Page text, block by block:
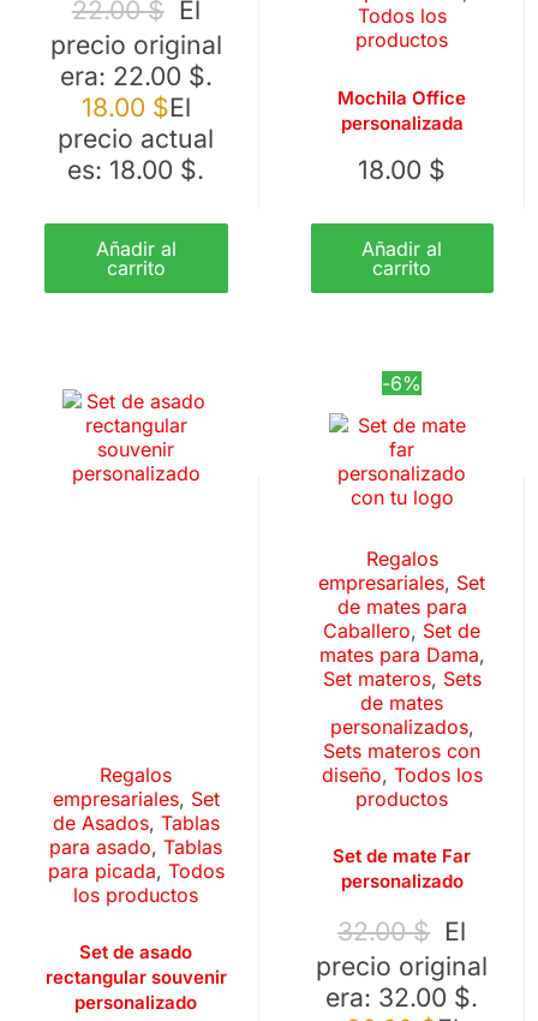
22.00$ El
precio original
era: 22.00 $.
18.00 $El
precio actual
es: 18.00 $.
Añadir al
carrito
Todos los
productos
Mochila Office
personalizada
18.00 $
Añadir al
carrito
Regalos
empresariales, Set
de Asados, Tablas
para asado,Tablas
para picada, Todos
los productos
Set de asado
rectangular souvenir
personalizado
-6%
Regalos
empresariales, Set
de mates para
Caballero, Set de
mates para Dama,
Set materos, Sets
de mates
personalizados,
Sets materos con
diseño, Todos los
productos
Set de mate Far
personalizado
32.00$ El
precio original
era: 32.00 $.